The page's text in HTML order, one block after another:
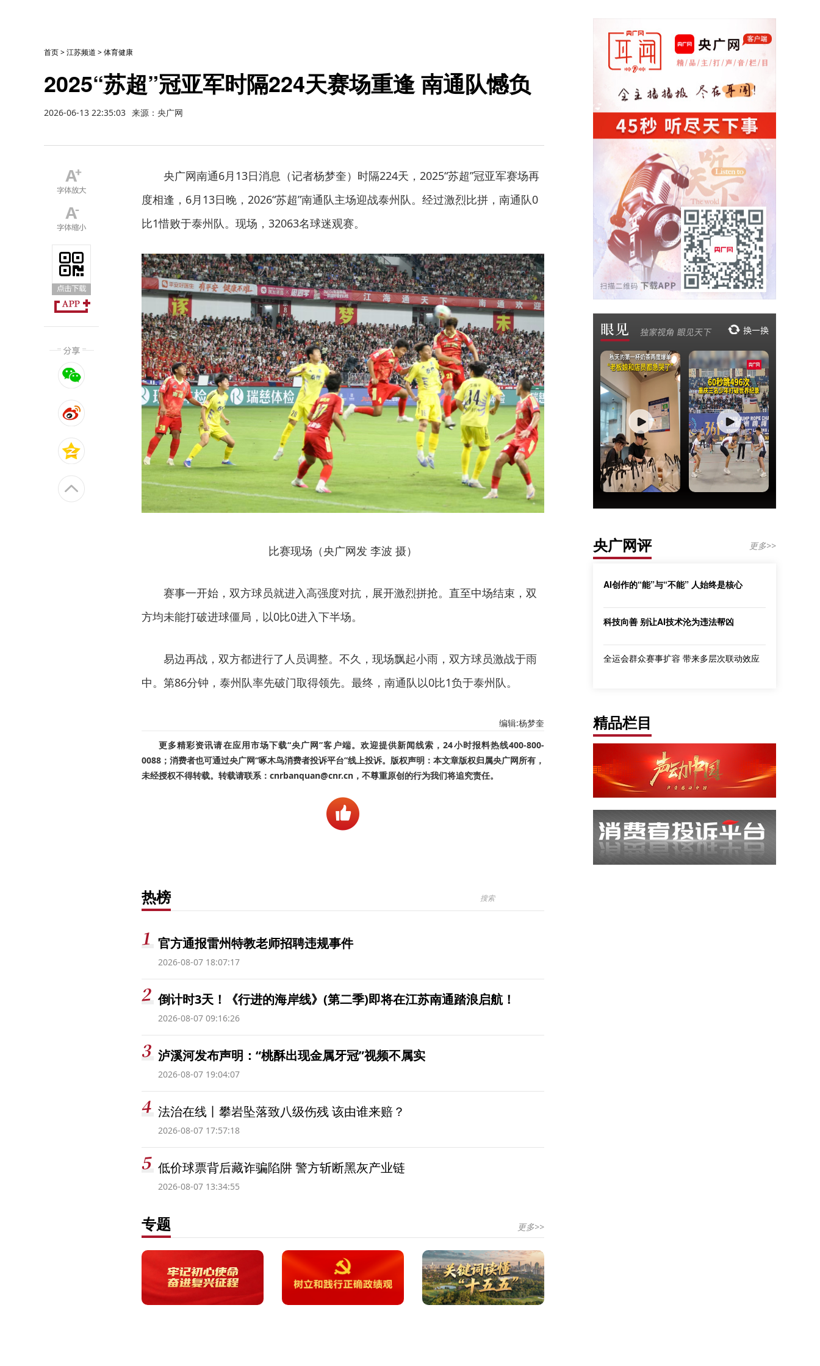
首页>江苏频道 >体育健康
2025“苏超”冠亚军时隔224天赛场重逢 南通队憾负
2026-06-13 22:35:03 来源：央广网
央广网南通6月13日消息（记者杨梦奎）时隔224天，2025“苏超”冠亚军赛场再
度相逢，6月13日晚，2026“苏超”南通队主场迎战泰州队。经过激烈比拼，南通队0
比1惜败于泰州队。现场，32063名球迷观赛。
比赛现场（央广网发 李波 摄）
赛事一开始，双方球员就进入高强度对抗，展开激烈拼抢。直至中场结束，双
方均未能打破进球僵局，以0比0进入下半场。
易边再战，双方都进行了人员调整。不久，现场飘起小雨，双方球员激战于雨
中。第86分钟，泰州队率先破门取得领先。最终，南通队以0比1负于泰州队。
编辑:杨梦奎
更多精彩资讯请在应用市场下载“央广网”客户端。欢迎提供新闻线索，24小时报料热线400-800-
0088；消费者也可通过央广网“啄木鸟消费者投诉平台”线上投诉。版权声明：本文章版权归属央广网所有，
未经授权不得转载。转载请联系：cnrbanquan@cnr.cn，不尊重原创的行为我们将追究责任。
热榜
官方通报雷州特教老师招聘违规事件
2026-08-07 18:07:17
倒计时3天！《行进的海岸线》(第二季)即将在江苏南通踏浪启航！
2026-08-07 09:16:26
泸溪河发布声明：“桃酥出现金属牙冠”视频不属实
2026-08-07 19:04:07
法治在线丨攀岩坠落致八级伤残 该由谁来赔？
2026-08-07 17:57:18
低价球票背后藏诈骗陷阱 警方斩断黑灰产业链
2026-08-07 13:34:55
专题 更多>>
央广网评 更多>>
AI创作的“能”与“不能” 人始终是核心
科技向善 别让AI技术沦为违法帮凶
全运会群众赛事扩容 带来多层次联动效应
精品栏目